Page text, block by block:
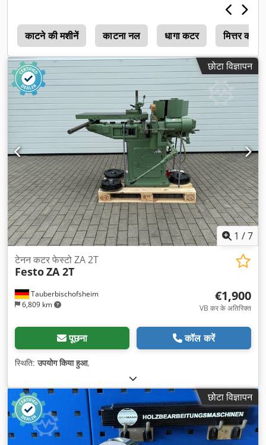
काटने की मशीनें काटना नल धागा कटर मित्तर कटर
छोटा विज्ञापन
1 /7
Tauberbischofsheim
6,809 km
टेनन कटर फेस्टो ZA 2T
FestoZA 2T
€1,900
VB कर के अतिरिक्त
पूछना कॉल करें
स्थिति:उपयोग किया हुआ,
छोटा विज्ञापन